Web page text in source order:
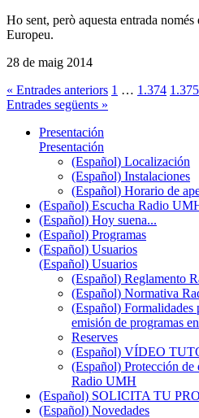
Ho sent, però aquesta entrada
Europeu.
28 de maig 2014
« Entrades anteriors 1 … 1.374 1.375
Entrades següents »
Presentación
Presentación
(Español) Localización
(Español) Instalaciones
(Español) Horario de
(Español) Escucha Radio
(Español) Hoy suena...
(Español) Programas
(Español) Usuarios
(Español) Usuarios
(Español) Reglamento
(Español) Normativa
(Español)
emisión de programas
Reserves
(Español) VÍDEO
(Español) Protección de
Radio UMH
(Español) SOLICITA TU
(Español) Novedades